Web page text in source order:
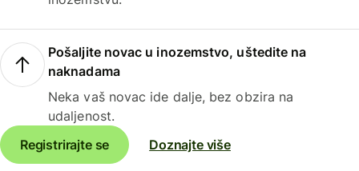
Pošaljite novac u inozemstvo, uštedite na
naknadama
Neka vaš novac ide dalje, bez obzira na
udaljenost.
Registrirajte se
Doznajte više